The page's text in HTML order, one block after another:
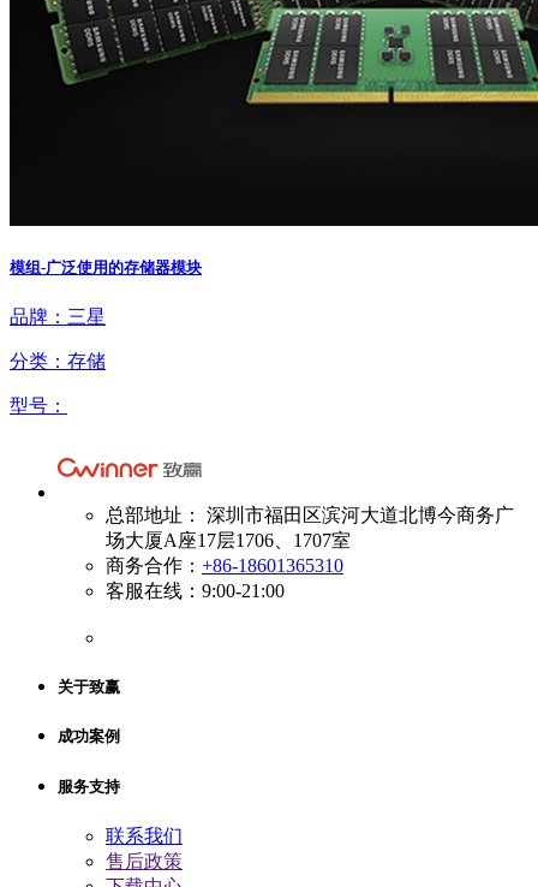
模组-广泛使用的存储器模块
品牌：三星
分类：存储
型号：
总部地址： 深圳市福田区滨河大道北博今商务广
场大厦A座17层1706、1707室
商务合作： +86-18601365310
客服在线：9:00-21:00
关于致赢
成功案例
服务支持
联系我们
售后政策